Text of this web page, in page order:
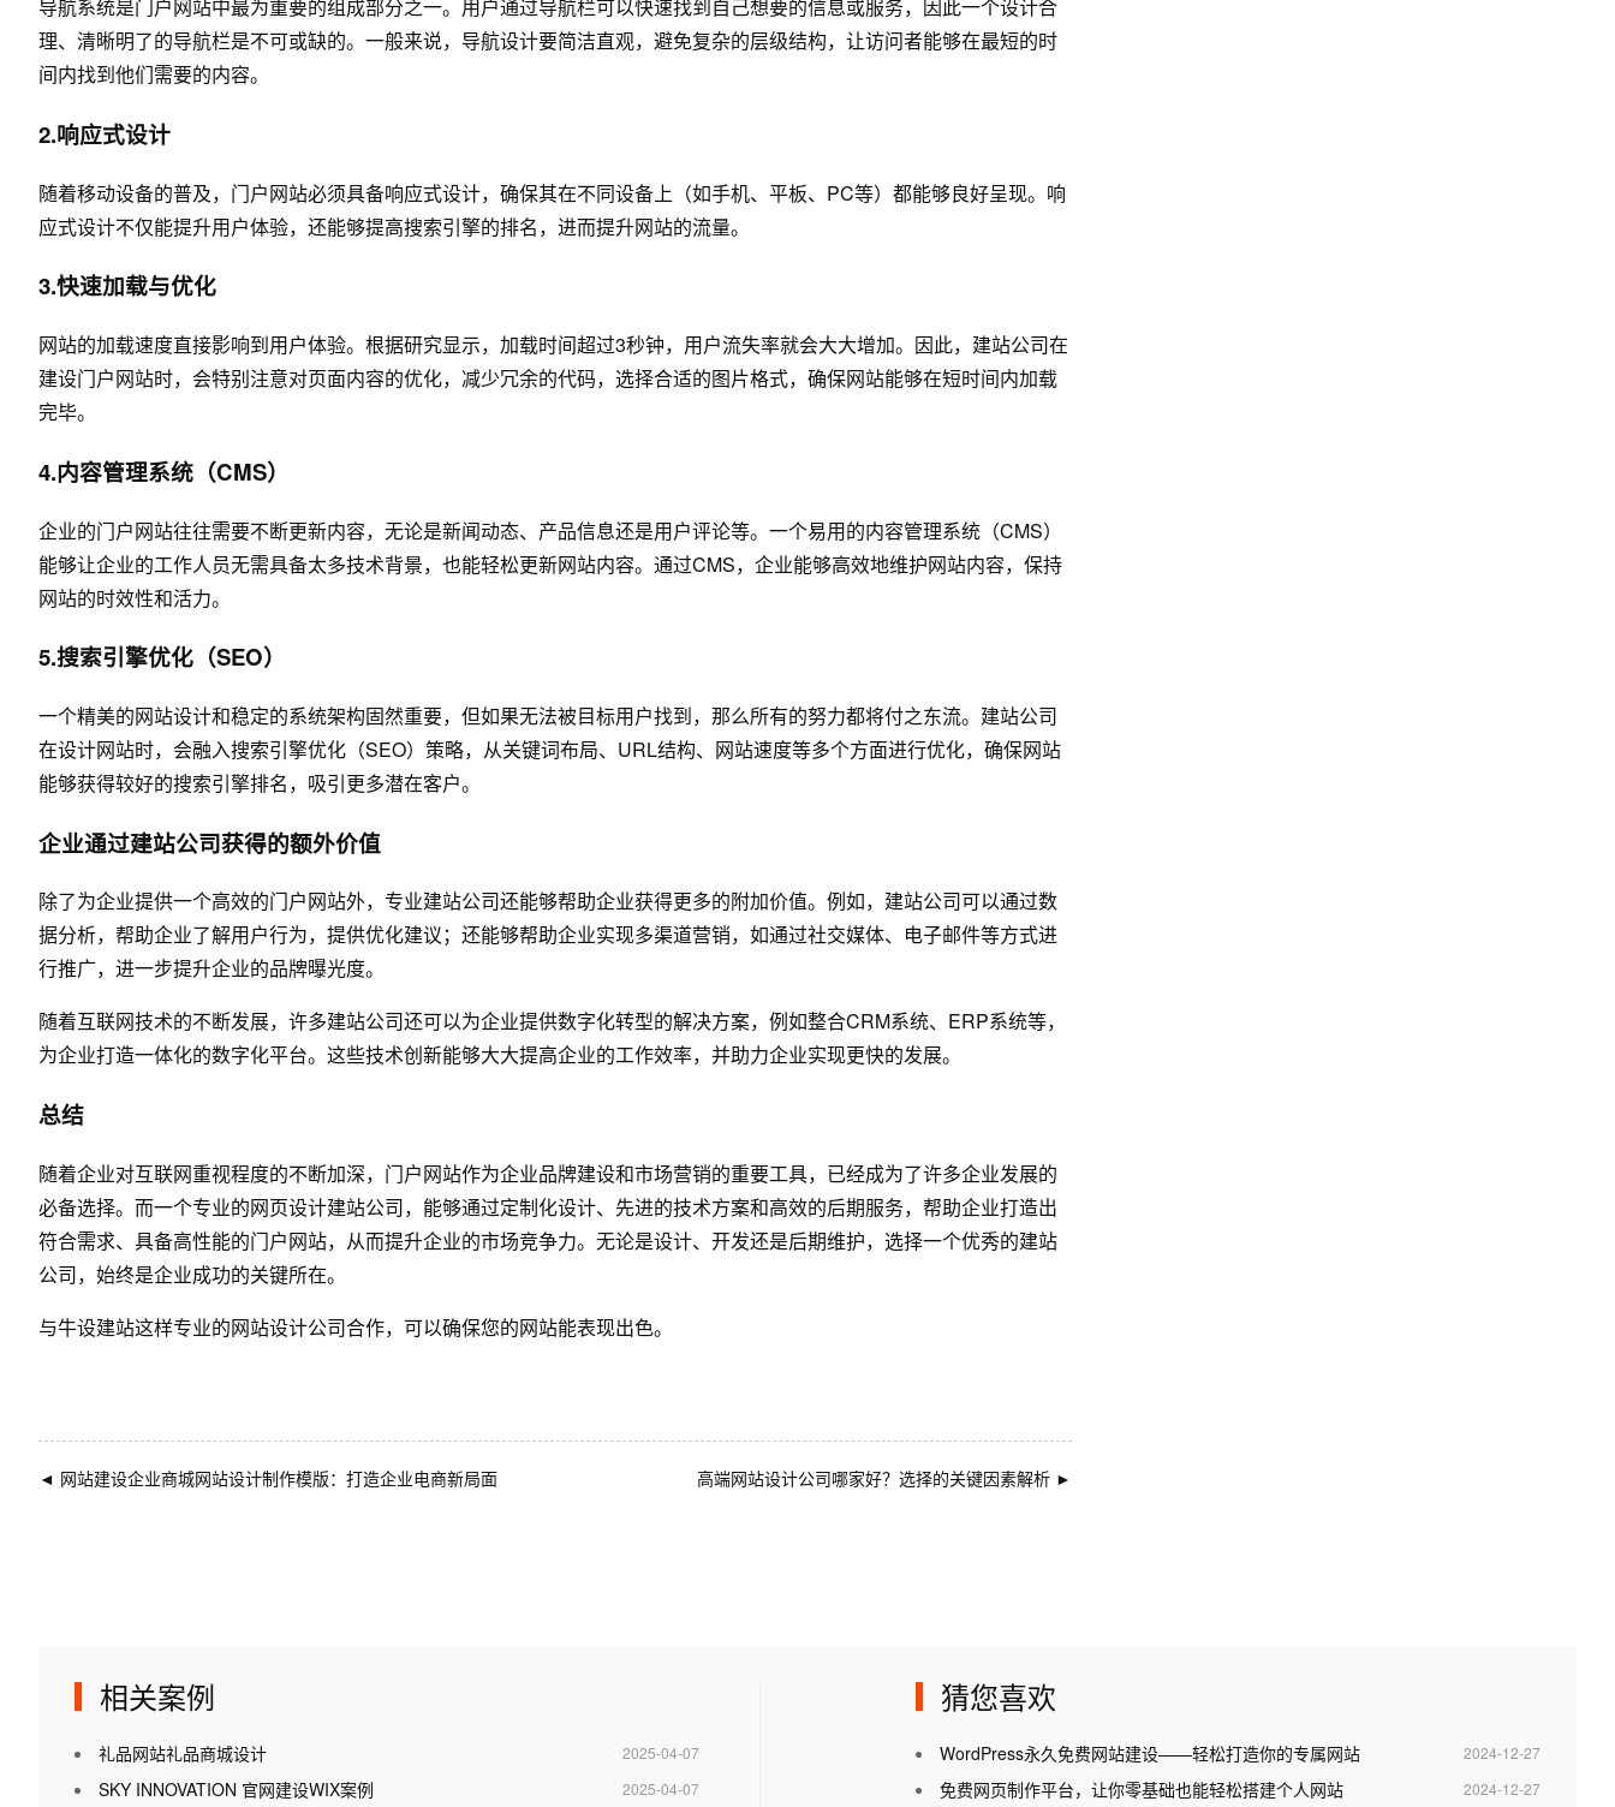
导航系统是门户网站中最为重要的组成部分之一。用户通过导航栏可以快速找到自己想要的信息或服务，因此一个设计合
理、清晰明了的导航栏是不可或缺的。一般来说，导航设计要简洁直观，避免复杂的层级结构，让访问者能够在最短的时
间内找到他们需要的内容。
2.响应式设计
随着移动设备的普及，门户网站必须具备响应式设计，确保其在不同设备上（如手机、平板、PC等）都能够良好呈现。响
应式设计不仅能提升用户体验，还能够提高搜索引擎的排名，进而提升网站的流量。
3.快速加载与优化
网站的加载速度直接影响到用户体验。根据研究显示，加载时间超过3秒钟，用户流失率就会大大增加。因此，建站公司在
建设门户网站时，会特别注意对页面内容的优化，减少冗余的代码，选择合适的图片格式，确保网站能够在短时间内加载
完毕。
4.内容管理系统（CMS）
企业的门户网站往往需要不断更新内容，无论是新闻动态、产品信息还是用户评论等。一个易用的内容管理系统（CMS）
能够让企业的工作人员无需具备太多技术背景，也能轻松更新网站内容。通过CMS，企业能够高效地维护网站内容，保持
网站的时效性和活力。
5.搜索引擎优化（SEO）
一个精美的网站设计和稳定的系统架构固然重要，但如果无法被目标用户找到，那么所有的努力都将付之东流。建站公司
在设计网站时，会融入搜索引擎优化（SEO）策略，从关键词布局、URL结构、网站速度等多个方面进行优化，确保网站
能够获得较好的搜索引擎排名，吸引更多潜在客户。
企业通过建站公司获得的额外价值
除了为企业提供一个高效的门户网站外，专业建站公司还能够帮助企业获得更多的附加价值。例如，建站公司可以通过数
据分析，帮助企业了解用户行为，提供优化建议；还能够帮助企业实现多渠道营销，如通过社交媒体、电子邮件等方式进
行推广，进一步提升企业的品牌曝光度。
随着互联网技术的不断发展，许多建站公司还可以为企业提供数字化转型的解决方案，例如整合CRM系统、ERP系统等，
为企业打造一体化的数字化平台。这些技术创新能够大大提高企业的工作效率，并助力企业实现更快的发展。
总结
随着企业对互联网重视程度的不断加深，门户网站作为企业品牌建设和市场营销的重要工具，已经成为了许多企业发展的
必备选择。而一个专业的网页设计建站公司，能够通过定制化设计、先进的技术方案和高效的后期服务，帮助企业打造出
符合需求、具备高性能的门户网站，从而提升企业的市场竞争力。无论是设计、开发还是后期维护，选择一个优秀的建站
公司，始终是企业成功的关键所在。
与牛设建站这样专业的网站设计公司合作，可以确保您的网站能表现出色。
◄ 网站建设企业商城网站设计制作模版：打造企业电商新局面 高端网站设计公司哪家好？选择的关键因素解析 ►
相关案例
2025-04-07
礼品网站礼品商城设计
2025-04-07
SKY INNOVATION 官网建设WIX案例
猜您喜欢
2024-12-27
WordPress永久免费网站建设——轻松打造你的专属网站
2024-12-27
免费网页制作平台，让你零基础也能轻松搭建个人网站